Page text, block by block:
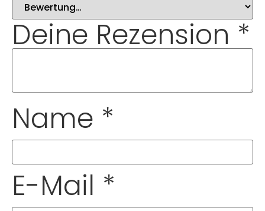
Deine Rezension *
Name *
E-Mail *